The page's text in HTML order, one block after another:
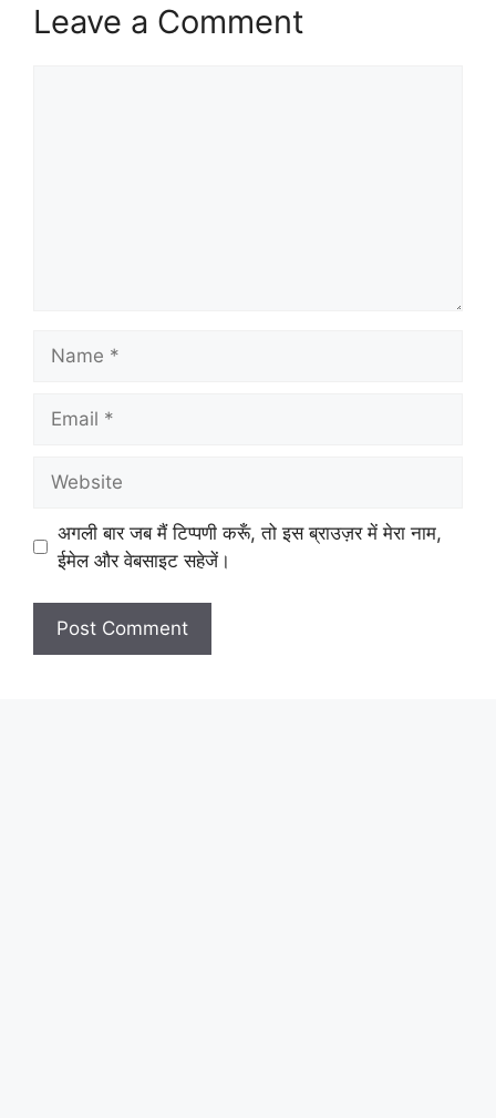
Leave a Comment
अगली बार जब मैं टिप्पणी करूँ, तो इस ब्राउज़र में मेरा नाम,
ईमेल और वेबसाइट सहेजें।